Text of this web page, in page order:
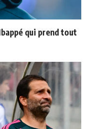
qui prend tout